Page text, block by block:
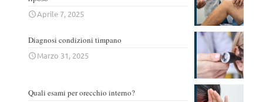
Aprile 7, 2025
Diagnosi condizioni timpano
Marzo 31, 2025
Quali esami per orecchio interno?